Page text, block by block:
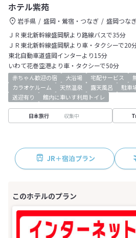
ホテル紫苑
岩手県 盛岡・鶯宿・つなぎ
盛岡つな
ＪＲ東北新幹線盛岡駅より路線バスで35分
ＪＲ東北新幹線盛岡駅より車・タクシーで20
東北自動車道盛岡インターより15分
いわて花巻空港より車・タクシーで50分
赤ちゃん歓迎の宿 大浴場 宅配サービス
カラオケルーム
天然温泉 露天風呂 駐車
送迎有り
館内に車いす利用トイレ
日本旅行 収集中
JR＋宿泊プラン